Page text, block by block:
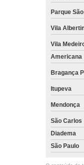
Parque
Vila
Vila
Americana
Bragança
Itupeva
Mendonça
São Carlos
Diadema
São Paulo